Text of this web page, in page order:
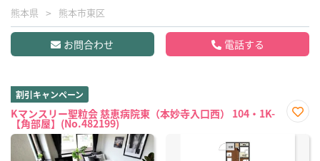
熊本県 熊本市東区
お問合わせ 電話する
割引キャンペーン
Kマンスリー聖粒会 慈恵病院東（本妙寺入口西） 104・1K-
【角部屋】(No.482199)
に入